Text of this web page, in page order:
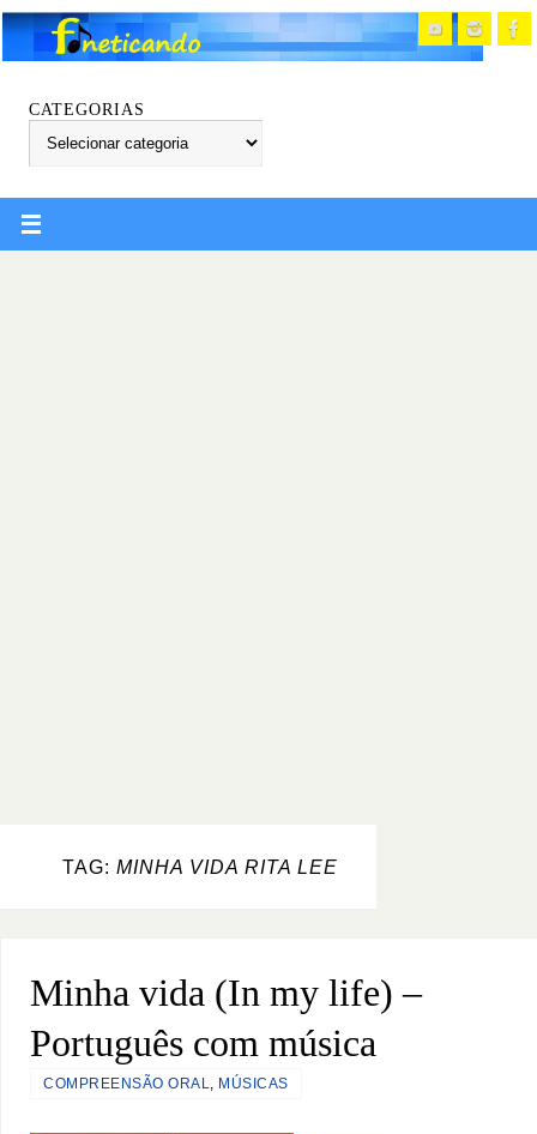
CATEGORIAS
TAG: MINHA VIDA RITA LEE
Minha vida (In my life) –
Português com música
COMPREENSÃO ORAL, MÚSICAS